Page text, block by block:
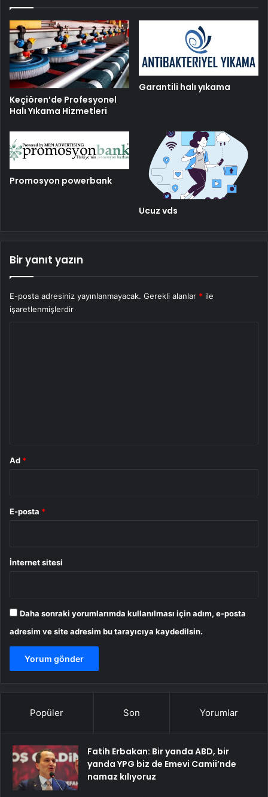
Keçiören’de Profesyonel
Halı Yıkama Hizmetleri
Garantili halı yıkama
Promosyon powerbank
Ucuz vds
Bir yanıt yazın
E-posta adresiniz yayınlanmayacak. Gerekli alanlar * ile
işaretlenmişlerdir
Ad *
E-posta *
İnternet sitesi
Daha sonraki yorumlarımda kullanılması için adım, e-posta
adresim ve site adresim bu tarayıcıya kaydedilsin.
Popüler Son Yorumlar
Fatih Erbakan: Bir yanda ABD, bir
yanda YPG biz de Emevi Camii’nde
namaz kılıyoruz